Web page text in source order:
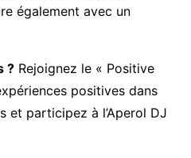
également avec un
?Rejoignez le « Positive
positives dans
et participez à l’Aperol DJ